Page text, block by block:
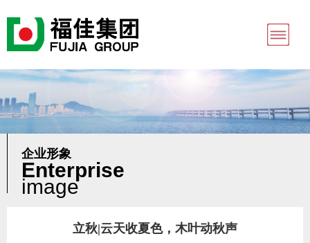
企业形象
Enterprise
image
立秋|云天收夏色，木叶动秋声